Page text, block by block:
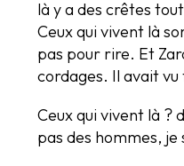
là y a des crêtes
Ceux qui vivent là
pas pour rire. Et
cordages. Il avait vu
Ceux qui vivent là ?
pas des hommes, je